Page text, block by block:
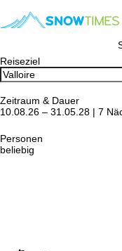
Reiseziel
Zeitraum & Dauer
10.08.26 – 31.05.28 | 7
Personen
beliebig